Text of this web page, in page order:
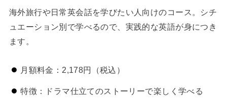
海外旅行や日常英会話を学びたい人向けのコース。シチ
ュエーション別で学べるので、実践的な英語が身につき
ます。
月額料金：2,178円（税込）
特徴：ドラマ仕立てのストーリーで楽しく学べる